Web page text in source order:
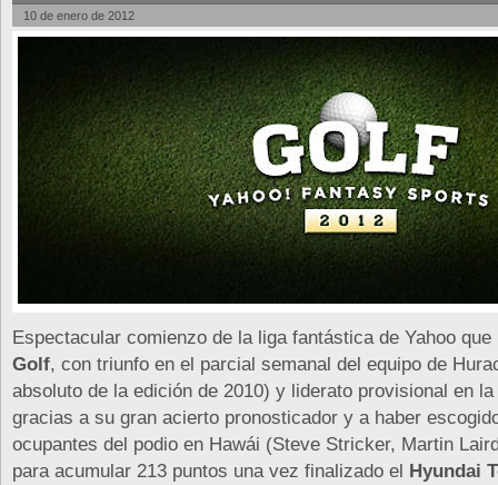
10 de enero de 2012
Espectacular comienzo de la liga fantástica de Yahoo
Golf, con triunfo en el parcial semanal del equipo de
absoluto de la edición de 2010) y liderato provisional en
gracias a su gran acierto pronosticador y a haber
ocupantes del podio en Hawái (Steve Stricker, Martin
para acumular 213 puntos una vez finalizado el Hyundai